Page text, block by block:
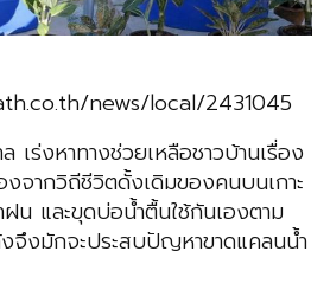
news/local/2431045
เร่งหาทางช่วยเหลือชาวบ้านเรื่อง
งจากวิถีชีวิตดั้งเดิมของคนบนเกาะ
น และขุดบ่อน้ำตื้นใช้กันเองตาม
งจึงมักจะประสบปัญหาขาดแคลนน้ำ